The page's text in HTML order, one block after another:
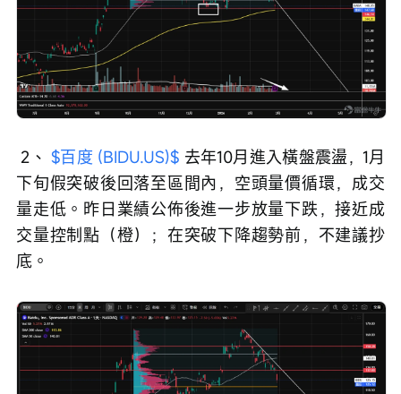
2、 $百度 (BIDU.US)$ 去年10月進入橫盤震盪，1月
下旬假突破後回落至區間內，空頭量價循環，成交
量走低。昨日業績公佈後進一步放量下跌，接近成
交量控制點（橙）；在突破下降趨勢前，不建議抄
底。